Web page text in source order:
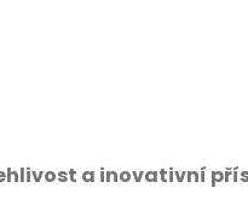
a inovativní